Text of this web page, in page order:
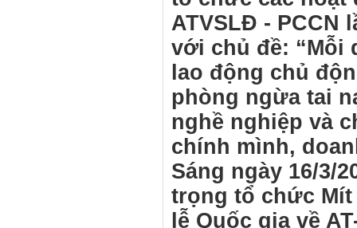
ATVSLĐ - PCCN
với chủ đề: “Mỗi
lao động chủ
phòng ngừa tai
nghề nghiệp và
chính mình,
Sáng ngày 16/3/
trọng tổ chức
lễ Quốc gia về